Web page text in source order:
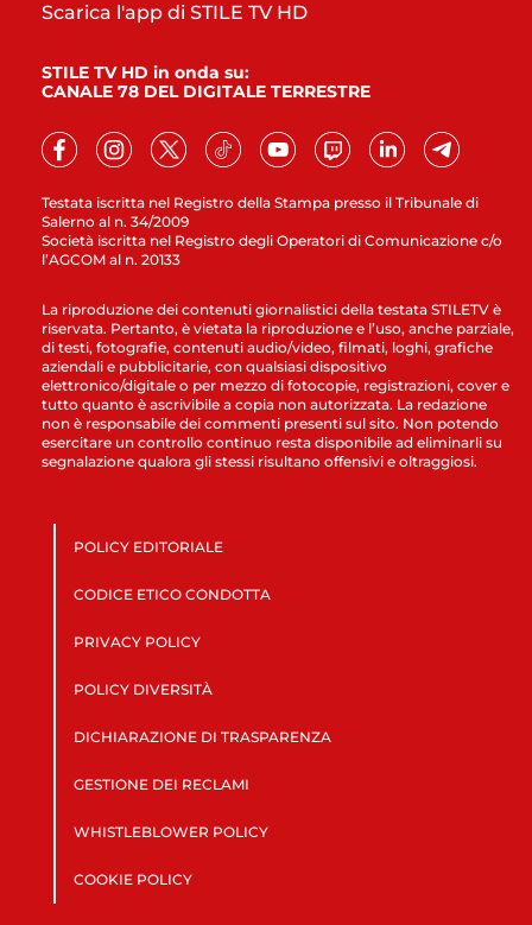
Testata iscritta nel Registro della Stampa presso il Tribunale di
Salerno al n. 34/2009
Società iscritta nel Registro degli Operatori di Comunicazione c/o
l’AGCOM al n. 20133
Scarica l'app di STILE TV HD
STILE TV HD in onda su:
CANALE 78 DEL DIGITALE TERRESTRE
La riproduzione dei contenuti giornalistici della testata STILETV è
riservata. Pertanto, è vietata la riproduzione e l’uso, anche parziale,
di testi, fotografie, contenuti audio/video, filmati, loghi, grafiche
aziendali e pubblicitarie, con qualsiasi dispositivo
elettronico/digitale o per mezzo di fotocopie, registrazioni, cover e
tutto quanto è ascrivibile a copia non autorizzata. La redazione
non è responsabile dei commenti presenti sul sito. Non potendo
esercitare un controllo continuo resta disponibile ad eliminarli su
segnalazione qualora gli stessi risultano offensivi e oltraggiosi.
POLICY EDITORIALE
CODICE ETICO CONDOTTA
PRIVACY POLICY
POLICY DIVERSITÀ
DICHIARAZIONE DI TRASPARENZA
GESTIONE DEI RECLAMI
WHISTLEBLOWER POLICY
COOKIE POLICY